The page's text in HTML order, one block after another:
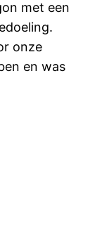
met een
onze
en was